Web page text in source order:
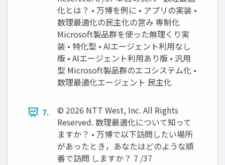
化とは？ • 万博を例に • アプリの実装 •
数理最適化の民主化の営み 専制化
Microsoft製品群を使った無理くり実
装 • 特化型 • AIエージェント利用なし
版 • AIエージェント利用あり版 • 汎用
型 Microsoft製品群のエコシステム化 •
数理最適化エージェント 民主化
7.
© 2026 NTT West, Inc. All Rights
Reserved. 数理最適化について知って
ますか？ • 万博で以下訪問したい場所
があったとき，あなたはどのような順
番で訪問 しますか？ 7 /37